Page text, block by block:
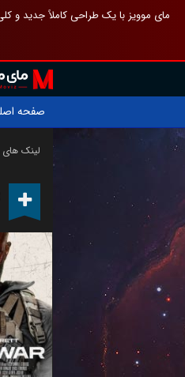
مای موویز با یک طراحی کاملاً جدید و
صفحه
لینک های